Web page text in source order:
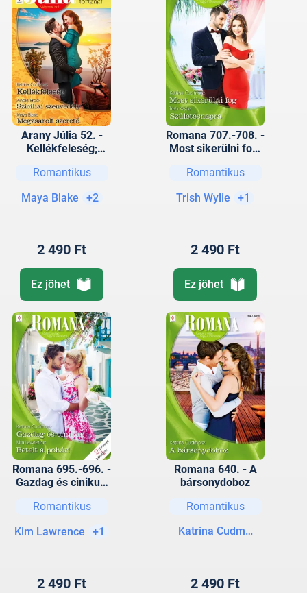
Arany Júlia 52. -
Kellékfeleség;
Megzsarolt szerető
Romantikus
Maya Blake
+2
2 490 Ft
Ez jöhet
Romana 707.-708. -
Most sikerülni fog;
Romantikus
Trish Wylie
+1
2 490 Ft
Ez jöhet
Romana 695.-696. -
Gazdag és cinikus;
Romantikus
Kim Lawrence
+1
2 490 Ft
Romana 640. - A
bársonydoboz
Romantikus
Katrina Cudmore
2 490 Ft